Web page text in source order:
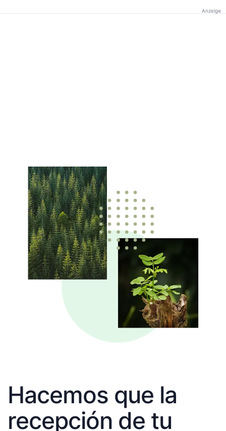
Anzeige
Hacemos que la
recepción de tu